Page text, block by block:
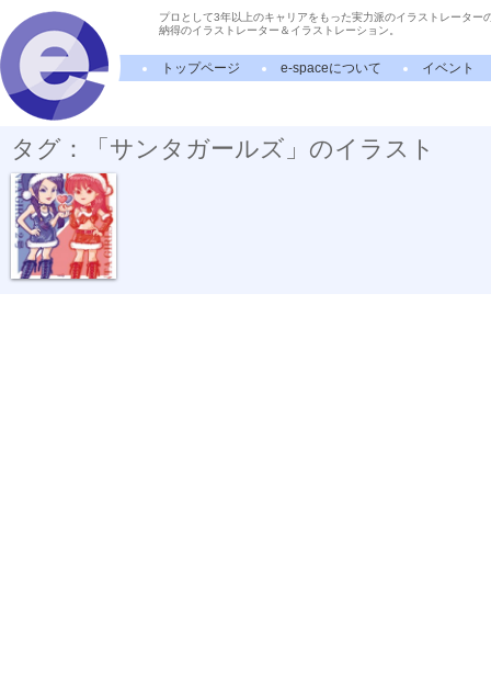
プロとして3年以上のキャリアをもった実力派のイラストレーター
納得のイラストレーター＆イラストレーション。
トップページ e-spaceについて イベント
タグ：「サンタガールズ」のイラスト
「サンタガー...